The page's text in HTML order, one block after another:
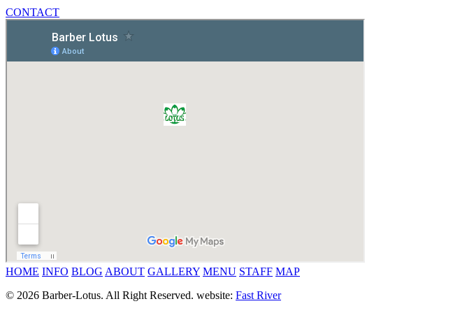
CONTACT
HOME INFO BLOG ABOUT GALLERY MENU STAFF MAP
© 2026 Barber-Lotus. All Right Reserved. website: Fast River